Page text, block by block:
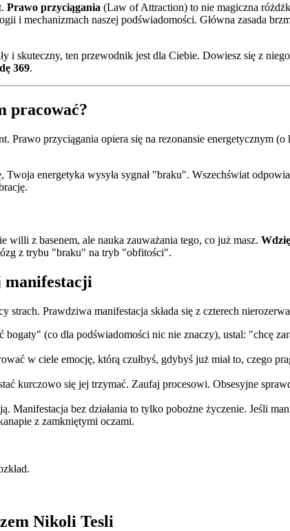
Prawo przyciągania (Law of Attraction) to nie magiczna
i mechanizmach naszej podświadomości. Główna zasada
i skuteczny, ten przewodnik jest dla Ciebie. Dowiesz się z
369.
pracować?
Prawo przyciągania opiera się na rezonansie energetycznym
energetyka wysyła sygnał "braku". Wszechświat
z basenem, ale nauka zauważania tego, co już masz.
z trybu "braku" na tryb "obfitości".
manifestacji
Prawdziwa manifestacja składa się z czterech
(co dla podświadomości nic nie znaczy), ustal: "chcę
w ciele emocję, którą czułbyś, gdybyś już miał to, czego
kurczowo się jej trzymać. Zaufaj procesowi. Obsesyjne
Manifestacja bez działania to tylko pobożne życzenie. Jeśli
z zamkniętymi oczami.
Nikoli Tesli